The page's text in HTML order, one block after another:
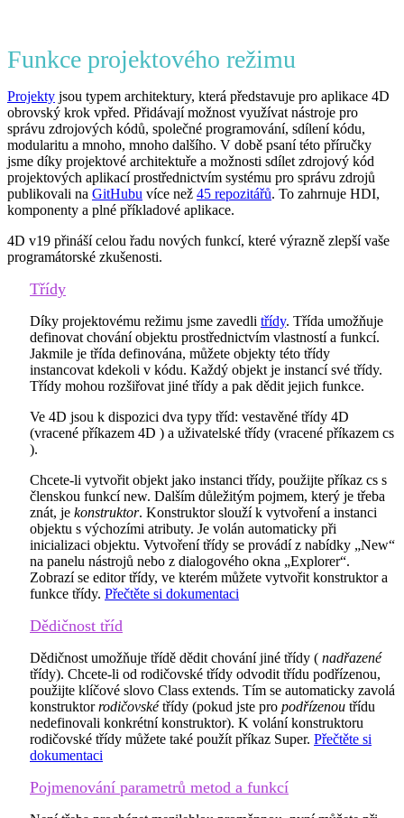
Funkce projektového režimu
Projekty jsou typem architektury, která představuje pro aplikace 4D
obrovský krok vpřed. Přidávají možnost využívat nástroje pro
správu zdrojových kódů, společné programování, sdílení kódu,
modularitu a mnoho, mnoho dalšího. V době psaní této příručky
jsme díky projektové architektuře a možnosti sdílet zdrojový kód
projektových aplikací prostřednictvím systému pro správu zdrojů
publikovali na GitHubu více než 45 repozitářů. To zahrnuje HDI,
komponenty a plné příkladové aplikace.
4D v19 přináší celou řadu nových funkcí, které výrazně zlepší vaše
programátorské zkušenosti.
Třídy
Díky projektovému režimu jsme zavedli třídy. Třída umožňuje
definovat chování objektu prostřednictvím vlastností a funkcí.
Jakmile je třída definována, můžete objekty této třídy
instancovat kdekoli v kódu. Každý objekt je instancí své třídy.
Třídy mohou rozšiřovat jiné třídy a pak dědit jejich funkce.
Ve 4D jsou k dispozici dva typy tříd: vestavěné třídy 4D
(vracené příkazem 4D ) a uživatelské třídy (vracené příkazem cs
).
Chcete-li vytvořit objekt jako instanci třídy, použijte příkaz cs s
členskou funkcínew. Dalším důležitým pojmem, který je třeba
znát, je konstruktor. Konstruktor slouží k vytvoření a instanci
objektu s výchozími atributy. Je volán automaticky při
inicializaci objektu. Vytvoření třídy se provádí z nabídky „New“
na panelu nástrojů nebo z dialogového okna „Explorer“.
Zobrazí se editor třídy, ve kterém můžete vytvořit konstruktor a
funkce třídy. Přečtěte si dokumentaci
Dědičnost tříd
Dědičnost umožňuje třídě dědit chování jiné třídy ( nadřazené
třídy). Chcete-li od rodičovské třídy odvodit třídu podřízenou,
použijte klíčové slovo Class extends. Tím se automaticky zavolá
konstruktorrodičovskétřídy (pokud jste pro podřízenou třídu
nedefinovali konkrétní konstruktor). K volání konstruktoru
rodičovské třídy můžete také použít příkaz Super. Přečtěte si
dokumentaci
Pojmenování parametrů metod a funkcí